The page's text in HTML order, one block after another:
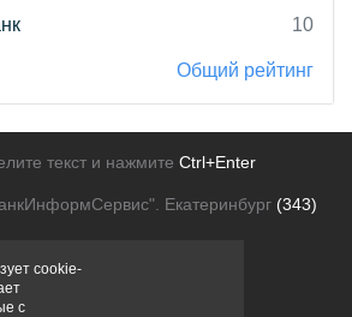
10
Общий рейтинг
текст и нажмите Ctrl+Enter
Екатеринбург (343)
Для рекламодателей
cookie-
с